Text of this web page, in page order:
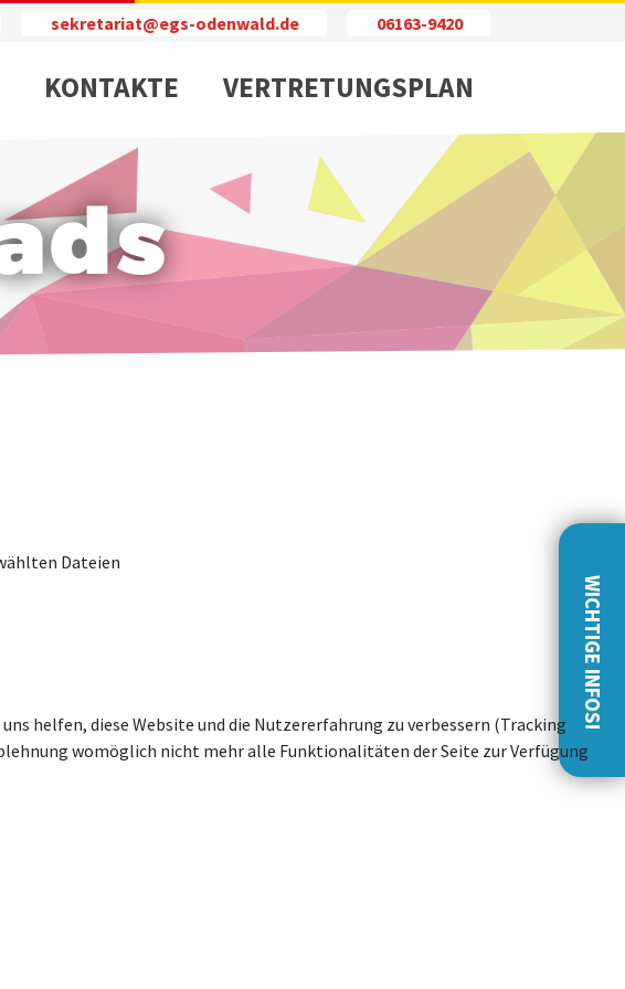
WICHTIGE INFOS!
sekretariat@egs-odenwald.de 06163-9420
KONTAKTE VERTRETUNGSPLAN
Dateien
helfen, diese Website und die Nutzererfahrung zu verbessern (Tracking
womöglich nicht mehr alle Funktionalitäten der Seite zur Verfügung